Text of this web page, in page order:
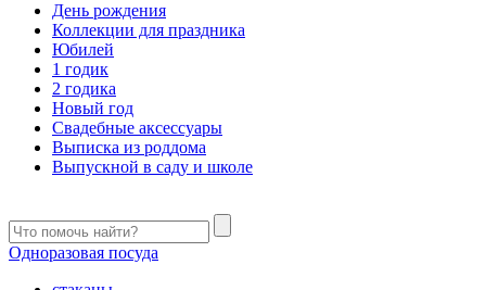
День рождения
Коллекции для праздника
Юбилей
1 годик
2 годика
Новый год
Свадебные аксессуары
Выписка из роддома
Выпускной в саду и школе
Одноразовая посуда